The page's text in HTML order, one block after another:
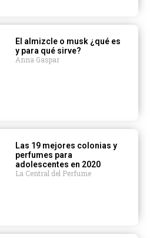
El almizcle o musk ¿qué es
y para qué sirve?
Anna Gaspar
Las 19 mejores colonias y
perfumes para
adolescentes en 2020
La Central del Perfume